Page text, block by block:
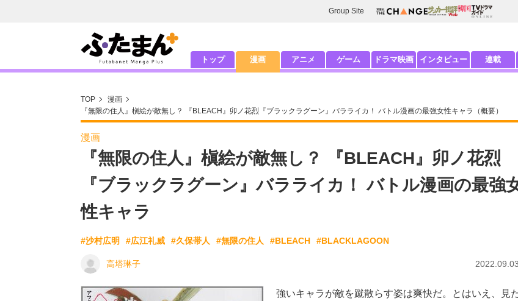
Group Site
トップ 漫画 アニメ ゲーム ドラマ映画 インタビュー 連載
TOP
漫画
『無限の住人』槇絵が敵無し？ 『BLEACH』卯ノ花烈『ブラックラグーン』バラライカ！ バトル漫画の最強女性キャラ（概要）
漫画
『無限の住人』槇絵が敵無し？ 『BLEACH』卯ノ花烈
『ブラックラグーン』バラライカ！ バトル漫画の最強
性キャラ
#沙村広明 #広江礼威 #久保帯人 #無限の住人 #BLEACH #BLACKLAGOON
高塔琳子 2022.09.03
強いキャラが敵を蹴散らす姿は爽快だ。とはいえ、見